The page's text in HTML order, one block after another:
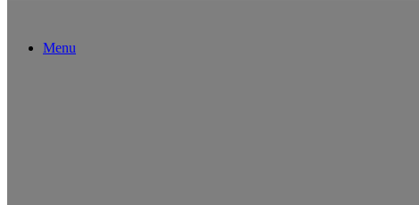
Menu